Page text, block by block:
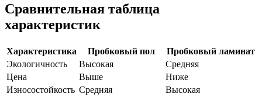
Сравнительная таблица
характеристик
Характеристика Пробковый пол
Пробковый ламинат
Экологичность
Высокая
Средняя
Цена
Выше
Ниже
Износостойкость Средняя Высокая